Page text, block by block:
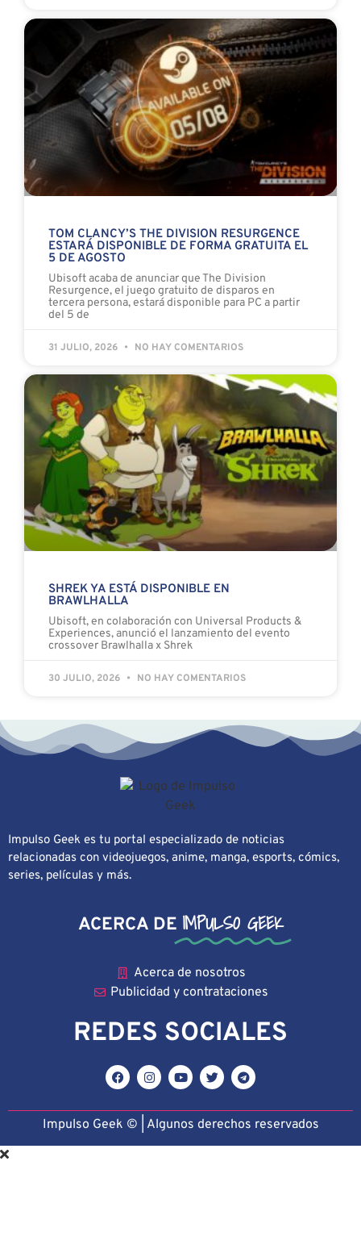
TOM CLANCY’S THE DIVISION RESURGENCE
ESTARÁ DISPONIBLE DE FORMA GRATUITA EL
5 DE AGOSTO
Ubisoft acaba de anunciar que The Division
Resurgence, el juego gratuito de disparos en
tercera persona, estará disponible para PC a partir
del 5 de
31 JULIO, 2026 NO HAY COMENTARIOS
SHREK YA ESTÁ DISPONIBLE EN
BRAWLHALLA
Ubisoft, en colaboración con Universal Products &
Experiences, anunció el lanzamiento del evento
crossover Brawlhalla x Shrek
30 JULIO, 2026 NO HAY COMENTARIOS
Impulso Geek es tu portal especializado de noticias
relacionadas con videojuegos, anime, manga, esports, cómics,
series, películas y más.
ACERCA DE IMPULSO GEEK
Acerca de nosotros
Publicidad y contrataciones
REDES SOCIALES
Impulso Geek © | Algunos derechos reservados